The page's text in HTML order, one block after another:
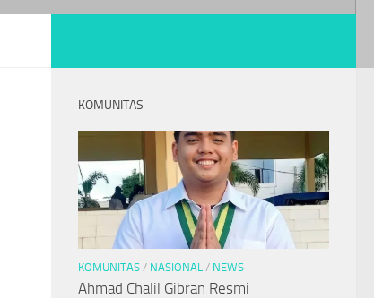
KOMUNITAS
KOMUNITAS / NASIONAL / NEWS
Ahmad Chalil Gibran Resmi